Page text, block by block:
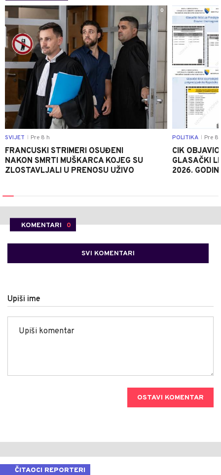
0
SVIJET Pre 8 h
FRANCUSKI STRIMERI OSUĐENI
NAKON SMRTI MUŠKARCA KOJEG SU
ZLOSTAVLJALI U PRENOSU UŽIVO
POLITIKA Pre 8
CIK
GLASAČKI
2026.
KOMENTARI 0
SVI KOMENTARI
Upiši ime
OSTAVI KOMENTAR
ČITAOCI REPORTERI